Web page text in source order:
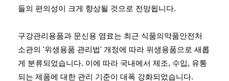
들의 편의성이 크게 향상될 것으로 전망됩니다.
구강관리용품과 문신용 염료는 최근 식품의약품안전처
소관의 '위생용품 관리법' 개정에 따라 위생용품으로 새롭
게 분류되었습니다. 이에 따라 국내에서 제조, 수입, 유통
되는 제품에 대한 관리 기준이 대폭 강화되었습니다.